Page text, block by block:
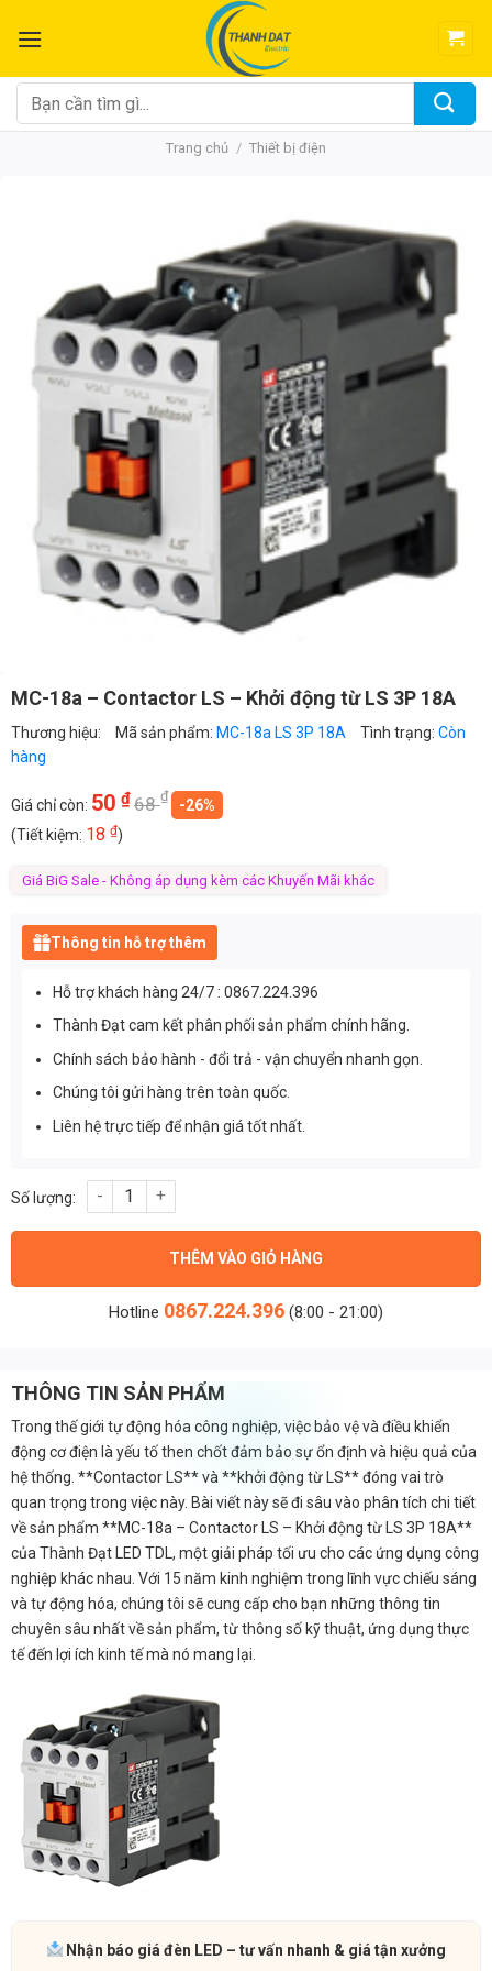
đến
dung
Tìm
kiếm:
Trang chủ / Thiết bị điện
MC-18a – Contactor LS – Khởi động từ LS 3P 18A
Thương hiệu: Mã sản phẩm: MC-18a LS 3P 18A Tình trạng: Còn
hàng
Giá chỉ còn: 50 ₫68₫
-26%
(Tiết kiệm: 18 ₫)
Giá BiG Sale - Không áp dụng kèm các Khuyến Mãi khác
Thông tin hỗ trợ thêm
Hỗ trợ khách hàng 24/7 : 0867.224.396
Thành Đạt cam kết phân phối sản phẩm chính hãng.
Chính sách bảo hành - đổi trả - vận chuyển nhanh gọn.
Chúng tôi gửi hàng trên toàn quốc.
Liên hệ trực tiếp để nhận giá tốt nhất.
MC-18a - Contactor LS - Khởi động từ LS 3P 18A số lượng
THÊM VÀO GIỎ HÀNG
Hotline 0867.224.396 (8:00 - 21:00)
THÔNG TIN SẢN PHẨM
Trong thế giới tự động hóa công nghiệp, việc bảo vệ và điều khiển
động cơ điện là yếu tố then chốt đảm bảo sự ổn định và hiệu quả của
hệ thống. **Contactor LS** và **khởi động từ LS** đóng vai trò
quan trọng trong việc này. Bài viết này sẽ đi sâu vào phân tích chi tiết
về sản phẩm **MC-18a – Contactor LS – Khởi động từ LS 3P 18A**
của Thành Đạt LED TDL, một giải pháp tối ưu cho các ứng dụng công
nghiệp khác nhau. Với 15 năm kinh nghiệm trong lĩnh vực chiếu sáng
và tự động hóa, chúng tôi sẽ cung cấp cho bạn những thông tin
chuyên sâu nhất về sản phẩm, từ thông số kỹ thuật, ứng dụng thực
tế đến lợi ích kinh tế mà nó mang lại.
Nhận báo giá đèn LED – tư vấn nhanh & giá tận xưởng